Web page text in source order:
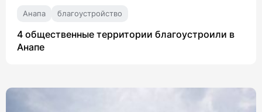
Анапа благоустройство
4 общественные территории благоустроили в
Анапе